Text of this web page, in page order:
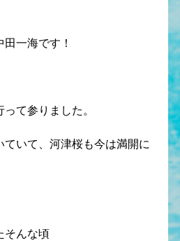
一海です！
て参りました。
いて、河津桜も今は満開に
そんな頃